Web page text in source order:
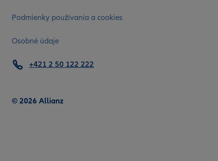
Podmienky používania a cookies
Osobné údaje
© 2026 Allianz
+421 2 50 122 222